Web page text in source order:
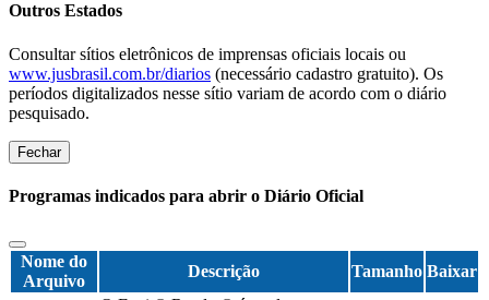
Outros Estados
Consultar sítios eletrônicos de imprensas oficiais locais ou
www.jusbrasil.com.br/diarios (necessário cadastro gratuito). Os
períodos digitalizados nesse sítio variam de acordo com o diário
pesquisado.
Fechar
Programas indicados para abrir o Diário Oficial
Nome do
Arquivo
Descrição Tamanho Baixar